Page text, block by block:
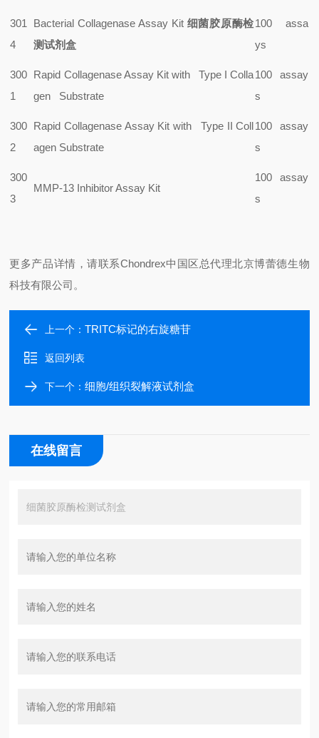
301
4
Bacterial Collagenase Assay Kit 细菌胶原酶检
测试剂盒
100 assa
ys
300
1
Rapid Collagenase Assay Kit with Type I Colla
gen Substrate
100 assay
s
300
2
Rapid Collagenase Assay Kit with Type II Coll
agen Substrate
100 assay
s
300
3
MMP-13 Inhibitor Assay Kit
100 assay
s
更多产品详情，请联系Chondrex中国区总代理北京博蕾德生物
科技有限公司。
上一个：TRITC标记的右旋糖苷
返回列表
下一个：细胞/组织裂解液试剂盒
在线留言